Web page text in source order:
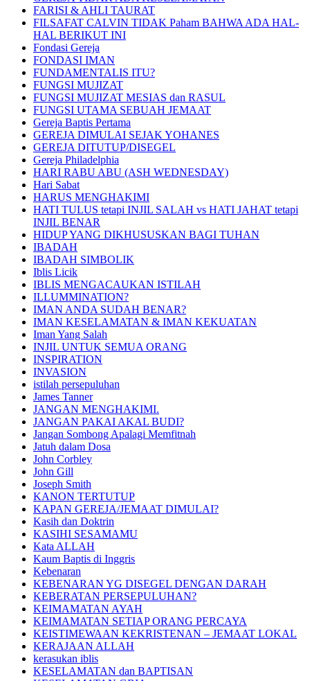
FARISI & AHLI TAURAT
FILSAFAT CALVIN TIDAK Paham BAHWA ADA HAL-
HAL BERIKUT INI
Fondasi Gereja
FONDASI IMAN
FUNDAMENTALIS ITU?
FUNGSI MUJIZAT
FUNGSI MUJIZAT MESIAS dan RASUL
FUNGSI UTAMA SEBUAH JEMAAT
Gereja Baptis Pertama
GEREJA DIMULAI SEJAK YOHANES
GEREJA DITUTUP/DISEGEL
Gereja Philadelphia
HARI RABU ABU (ASH WEDNESDAY)
Hari Sabat
HARUS MENGHAKIMI
HATI TULUS tetapi INJIL SALAH vs HATI JAHAT tetapi
INJIL BENAR
HIDUP YANG DIKHUSUSKAN BAGI TUHAN
IBADAH
IBADAH SIMBOLIK
Iblis Licik
IBLIS MENGACAUKAN ISTILAH
ILLUMMINATION?
IMAN ANDA SUDAH BENAR?
IMAN KESELAMATAN & IMAN KEKUATAN
Iman Yang Salah
INJIL UNTUK SEMUA ORANG
INSPIRATION
INVASION
istilah persepuluhan
James Tanner
JANGAN MENGHAKIMI.
JANGAN PAKAI AKAL BUDI?
Jangan Sombong Apalagi Memfitnah
Jatuh dalam Dosa
John Corbley
John Gill
Joseph Smith
KANON TERTUTUP
KAPAN GEREJA/JEMAAT DIMULAI?
Kasih dan Doktrin
KASIHI SESAMAMU
Kata ALLAH
Kaum Baptis di Inggris
Kebenaran
KEBENARAN YG DISEGEL DENGAN DARAH
KEBERATAN PERSEPULUHAN?
KEIMAMATAN AYAH
KEIMAMATAN SETIAP ORANG PERCAYA
KEISTIMEWAAN KEKRISTENAN – JEMAAT LOKAL
KERAJAAN ALLAH
kerasukan iblis
KESELAMATAN dan BAPTISAN